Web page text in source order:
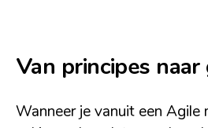
Van principes naar
Wanneer je vanuit een Agile